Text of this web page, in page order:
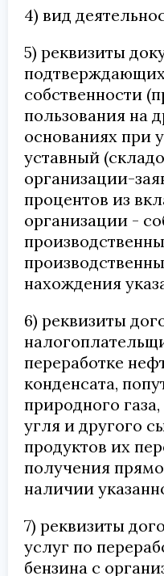
4) вид
5) реквизиты
собственности
пользования на
основаниях при
уставный
организации-
процентов из
организации -
нахождения
6) реквизиты
переработке
конденсата,
природного
угля и другого
продуктов их
получения
наличии
7) реквизиты
услуг по
бензина с